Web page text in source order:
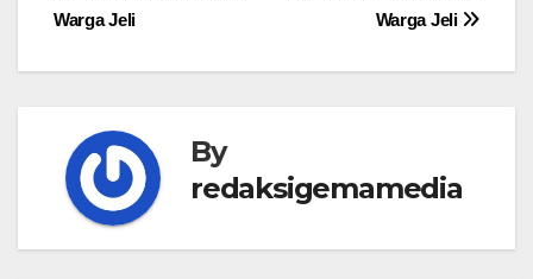
Warga Jeli
Warga Jeli
By
redaksigemamedia